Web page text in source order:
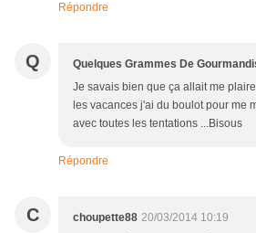
Répondre
Q Quelques Grammes De
Je savais bien que ça allait me
les vacances j'ai du boulot pour me
avec toutes les tentations ...Bisous
Répondre
C choupette88 20/03/2014 10:19